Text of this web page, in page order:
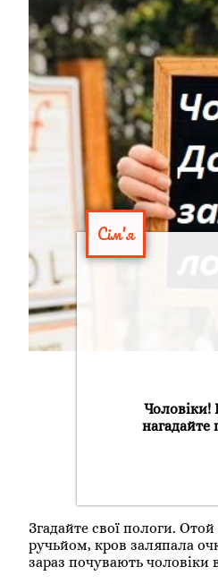
Сім'я
Чоловіки!
нагадайте
Згадайте свої пологи.
ручьйом, кров заляпала
зараз почувають чоловіки